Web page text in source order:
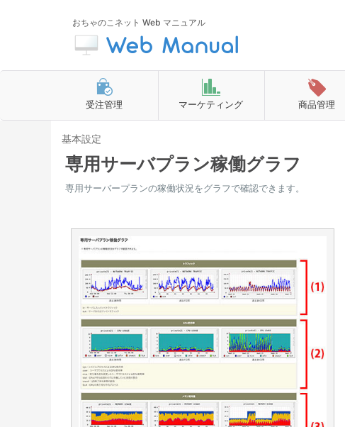
おちゃのこネット Web マニュアル
受注管理 マーケティング 商品管理
基本設定
専用サーバプラン稼働グラフ
専用サーバープランの稼働状況をグラフで確認できます。